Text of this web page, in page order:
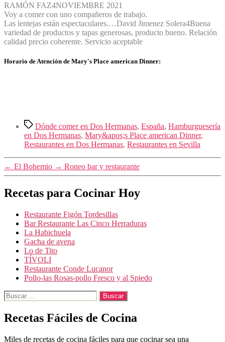
RAMÓN FAZ4NOVIEMBRE 2021
Voy a comer con uno compañeros de trabajo.
Las lentejas están espectaculares.…David Jimenez Solera4Buena
variedad de productos y tapas generosas, producto bueno. Relación
calidad precio coherente. Servicio aceptable
Horario de Atención de Mary's Place american Dinner:
Etiquetas
Dónde comer en Dos Hermanas, España, Hamburguesería
en Dos Hermanas, Mary&apos;s Place american Dinner,
Restaurantes en Dos Hermanas, Restaurantes en Sevilla
← El Bohemio → Roneo bar y restaurante
Recetas para Cocinar Hoy
Restaurante Figón Tordesillas
Bar Restaurante Las Cinco Herraduras
La Habichuela
Gacha de avena
Lo de Tito
TÍVOLI
Restaurante Conde Lucanor
Pollo-las Rosas-pollo Fresco y al Spiedo
Buscar:
Recetas Fáciles de Cocina
Miles de recetas de cocina fáciles para que cocinar sea una